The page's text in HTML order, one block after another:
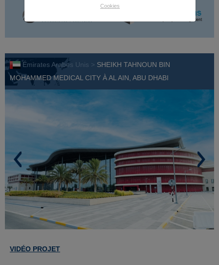
Cookies
Émirates Arabes Unis > SHEIKH TAHNOUN BIN
MOHAMMED MEDICAL CITY À AL AIN, ABU DHABI
VIDÉO PROJET